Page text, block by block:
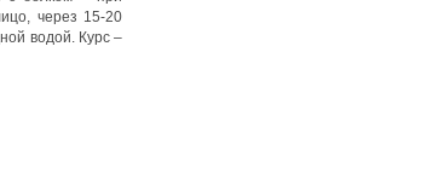
через 15-20
водой. Курс –